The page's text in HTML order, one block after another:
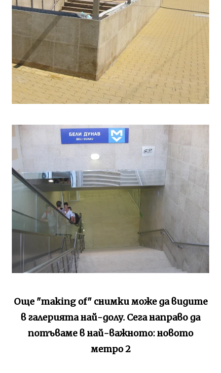
Още "making of" снимки може да видите
в галерията най-долу. Сега направо да
потъваме в най-важното: новото
метро 2